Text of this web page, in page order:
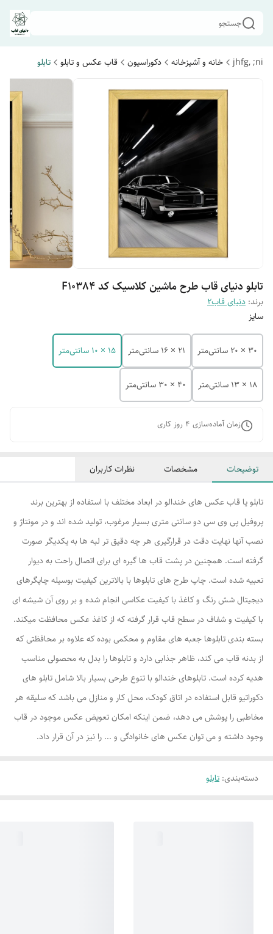
جستجو
jhfg, ;ni خانه و آشپزخانه دکوراسیون قاب عکس و تابلو تابلو
تابلو دنیای قاب طرح ماشین کلاسیک کد F10384
برند: دنیای قاب2
سایز
30 × 20 سانتی‌متر 21 × 16 سانتی‌متر 15 × 10 سانتی‌متر
18 × 13 سانتی‌متر 40 × 30 سانتی‌متر
زمان آماده‌سازی 4 روز کاری
توضیحات مشخصات نظرات کاربران
تابلو یا قاب عکس های خندالو در ابعاد مختلف با استفاده از بهترین برند
پروفیل پی وی سی دو سانتی متری بسیار مرغوب، تولید شده اند و در مونتاژ و
نصب آنها نهایت دقت در قرارگیری هر چه دقیق تر لبه ها به یکدیگر صورت
گرفته است. همچنین در پشت قاب ها گیره ای برای اتصال راحت به دیوار
تعبیه شده است. چاپ طرح های تابلوها با بالاترین کیفیت بوسیله چاپگرهای
دیجیتال شش رنگ و کاغذ با کیفیت عکاسی انجام شده و بر روی آن شیشه ای
با کیفیت و شفاف در سطح قاب قرار گرفته که از کاغذ عکس محافظت میکند.
بسته بندی تابلوها جعبه های مقاوم و محکمی بوده که علاوه بر محافظتی که
از بدنه قاب می کند، ظاهر جذابی دارد و تابلوها را بدل به محصولی مناسب
هدیه کرده است. تابلوهای خندالو با تنوع طرحی بسیار بالا شامل تابلو های
دکوراتیو قابل استفاده در اتاق کودک، محل کار و منازل می باشد که سلیقه هر
مخاطبی را پوشش می دهد، ضمن اینکه امکان تعویض عکس موجود در قاب
وجود داشته و می توان عکس های خانوادگی و ... را نیز در آن قرار داد.
دسته‌بندی: تابلو